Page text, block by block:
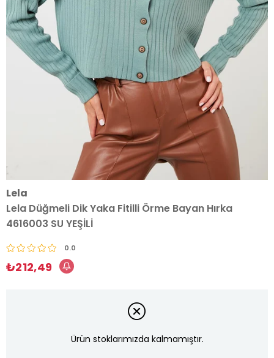
Lela
Lela Düğmeli Dik Yaka Fitilli Örme Bayan Hırka
4616003 SU YEŞİLİ
0.0
₺212,49
Ürün stoklarımızda kalmamıştır.